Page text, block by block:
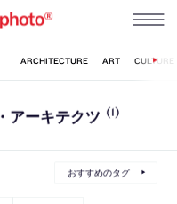
アーキテクツ (1)
おすすめのタグ